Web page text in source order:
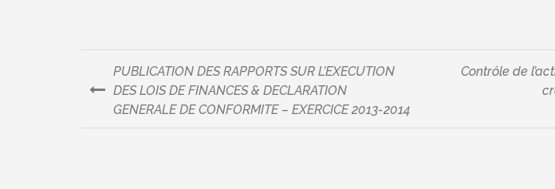
Navigation
PUBLICATION DES RAPPORTS SUR L’EXECUTION
DES LOIS DE FINANCES & DECLARATION
GENERALE DE CONFORMITE – EXERCICE 2013-2014
Contrôle de